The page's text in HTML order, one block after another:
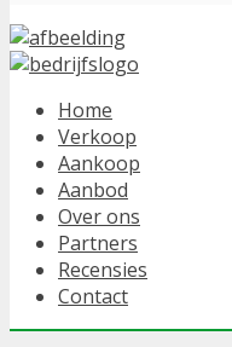
Home
Verkoop
Aankoop
Aanbod
Over ons
Partners
Recensies
Contact